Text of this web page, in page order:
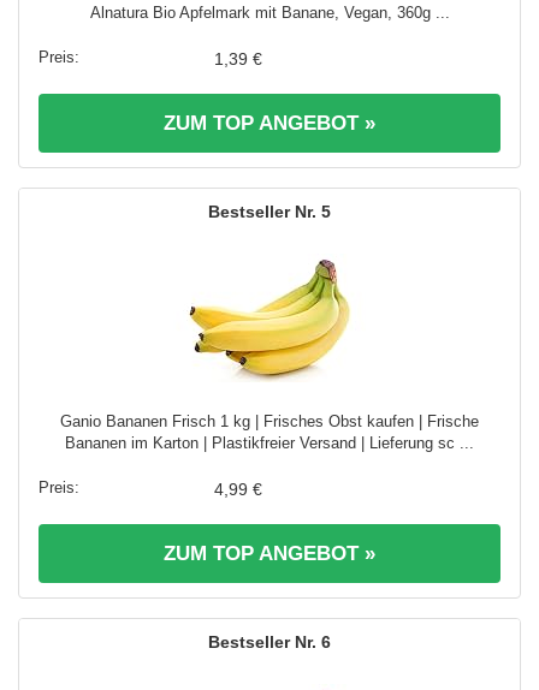
Alnatura Bio Apfelmark mit Banane, Vegan, 360g ...
1,39 €
ZUM TOP ANGEBOT »
5
Ganio Bananen Frisch 1 kg | Frisches Obst kaufen | Frische
Bananen im Karton | Plastikfreier Versand | Lieferung sc ...
4,99 €
ZUM TOP ANGEBOT »
6